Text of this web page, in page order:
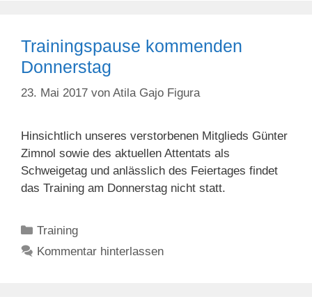
Trainingspause kommenden
Donnerstag
23. Mai 2017 von Atila Gajo Figura
Hinsichtlich unseres verstorbenen Mitglieds Günter
Zimnol sowie des aktuellen Attentats als
Schweigetag und anlässlich des Feiertages findet
das Training am Donnerstag nicht statt.
Kategorien
Training
Kommentar hinterlassen